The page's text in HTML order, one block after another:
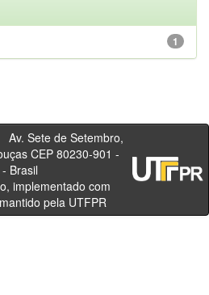
1
de Setembro,
CEP 80230-901 -
- PR - Brasil
implementado com
pela UTFPR